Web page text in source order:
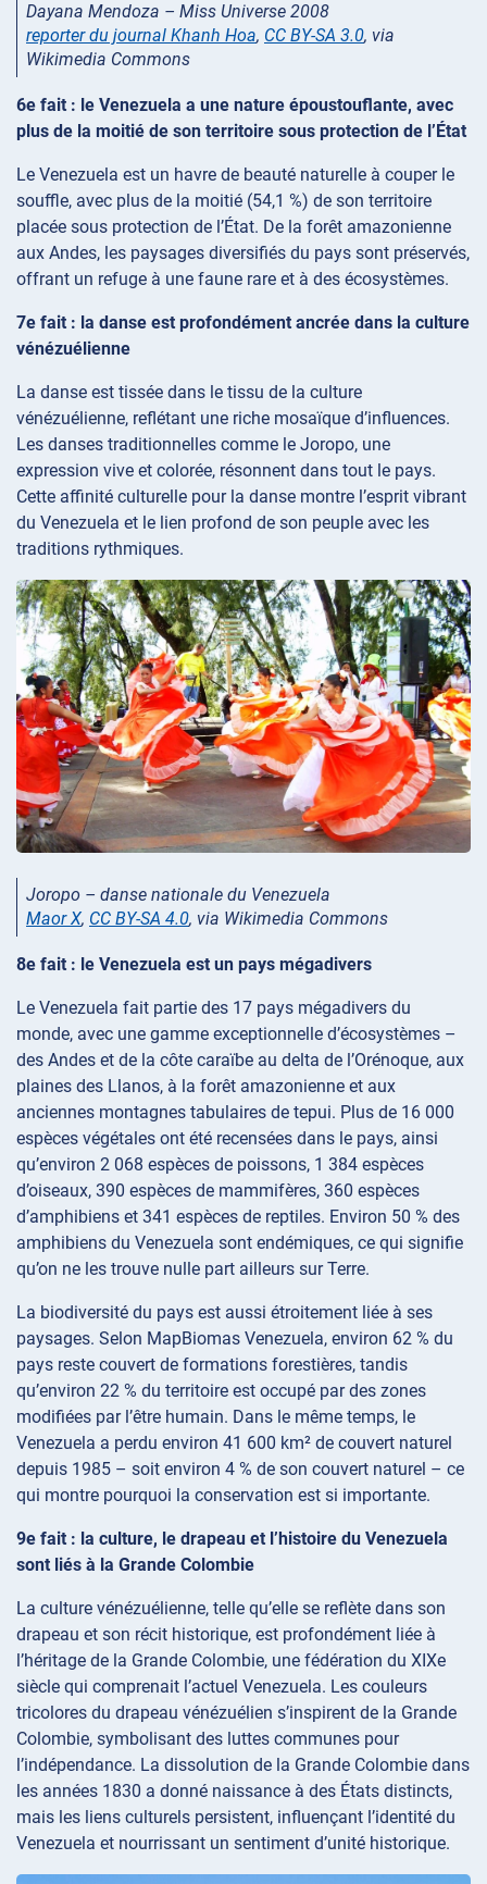
Dayana Mendoza – Miss Universe 2008
reporter du journal Khanh Hoa, CC BY-SA 3.0, via
Wikimedia Commons
6e fait : le Venezuela a une nature époustouflante, avec
plus de la moitié de son territoire sous protection de l’État
Le Venezuela est un havre de beauté naturelle à couper le
souffle, avec plus de la moitié (54,1 %) de son territoire
placée sous protection de l’État. De la forêt amazonienne
aux Andes, les paysages diversifiés du pays sont préservés,
offrant un refuge à une faune rare et à des écosystèmes.
7e fait : la danse est profondément ancrée dans la culture
vénézuélienne
La danse est tissée dans le tissu de la culture
vénézuélienne, reflétant une riche mosaïque d’influences.
Les danses traditionnelles comme le Joropo, une
expression vive et colorée, résonnent dans tout le pays.
Cette affinité culturelle pour la danse montre l’esprit vibrant
du Venezuela et le lien profond de son peuple avec les
traditions rythmiques.
Joropo – danse nationale du Venezuela
Maor X, CC BY-SA 4.0, via Wikimedia Commons
8e fait : le Venezuela est un pays mégadivers
Le Venezuela fait partie des 17 pays mégadivers du
monde, avec une gamme exceptionnelle d’écosystèmes –
des Andes et de la côte caraïbe au delta de l’Orénoque, aux
plaines des Llanos, à la forêt amazonienne et aux
anciennes montagnes tabulaires de tepui. Plus de 16 000
espèces végétales ont été recensées dans le pays, ainsi
qu’environ 2 068 espèces de poissons, 1 384 espèces
d’oiseaux, 390 espèces de mammifères, 360 espèces
d’amphibiens et 341 espèces de reptiles. Environ 50 % des
amphibiens du Venezuela sont endémiques, ce qui signifie
qu’on ne les trouve nulle part ailleurs sur Terre.
La biodiversité du pays est aussi étroitement liée à ses
paysages. Selon MapBiomas Venezuela, environ 62 % du
pays reste couvert de formations forestières, tandis
qu’environ 22 % du territoire est occupé par des zones
modifiées par l’être humain. Dans le même temps, le
Venezuela a perdu environ 41 600 km² de couvert naturel
depuis 1985 – soit environ 4 % de son couvert naturel – ce
qui montre pourquoi la conservation est si importante.
9e fait : la culture, le drapeau et l’histoire du Venezuela
sont liés à la Grande Colombie
La culture vénézuélienne, telle qu’elle se reflète dans son
drapeau et son récit historique, est profondément liée à
l’héritage de la Grande Colombie, une fédération du XIXe
siècle qui comprenait l’actuel Venezuela. Les couleurs
tricolores du drapeau vénézuélien s’inspirent de la Grande
Colombie, symbolisant des luttes communes pour
l’indépendance. La dissolution de la Grande Colombie dans
les années 1830 a donné naissance à des États distincts,
mais les liens culturels persistent, influençant l’identité du
Venezuela et nourrissant un sentiment d’unité historique.